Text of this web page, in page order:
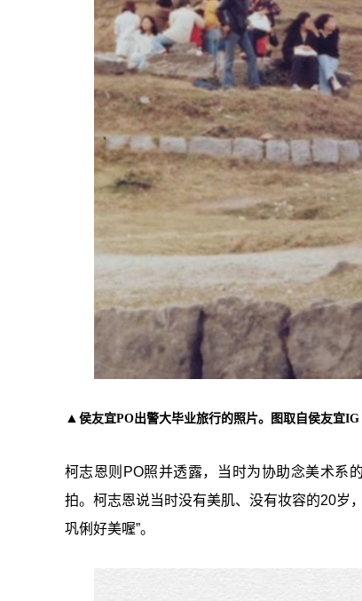
▲ 侯友宜PO出警大毕业旅行的照片。图取自侯友宜IG
柯志恩则 PO照并透露，当时为协助念美术系
拍。柯志恩说当时没有美肌、没有妆容的20岁
巩俐好美喔”。